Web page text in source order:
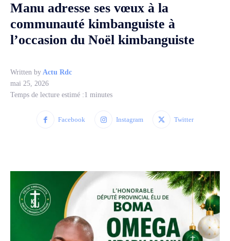
Manu adresse ses vœux à la
communauté kimbanguiste à
l’occasion du Noël kimbanguiste
Written by Actu Rdc
mai 25, 2026
Temps de lecture estimé :1 minutes
Facebook Instagram Twitter